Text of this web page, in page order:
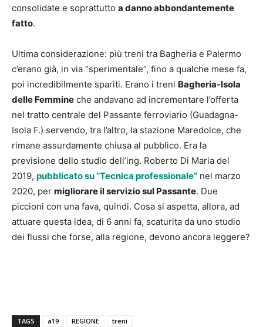
consolidate e soprattutto a danno abbondantemente
fatto.
Ultima considerazione: più treni tra Bagheria e Palermo
c’erano già, in via “sperimentale”, fino a qualche mese fa,
poi incredibilmente spariti. Erano i treni Bagheria-Isola
delle Femmine che andavano ad incrementare l’offerta
nel tratto centrale del Passante ferroviario (Guadagna-
Isola F.) servendo, tra l’altro, la stazione Maredolce, che
rimane assurdamente chiusa al pubblico. Era la
previsione dello studio dell’ing. Roberto Di Maria del
2019, pubblicato su “Tecnica professionale” nel marzo
2020, per migliorare il servizio sul Passante. Due
piccioni con una fava, quindi. Cosa si aspetta, allora, ad
attuare questa idea, di 6 anni fa, scaturita da uno studio
dei flussi che forse, alla regione, devono ancora leggere?
TAGS a19 REGIONE treni